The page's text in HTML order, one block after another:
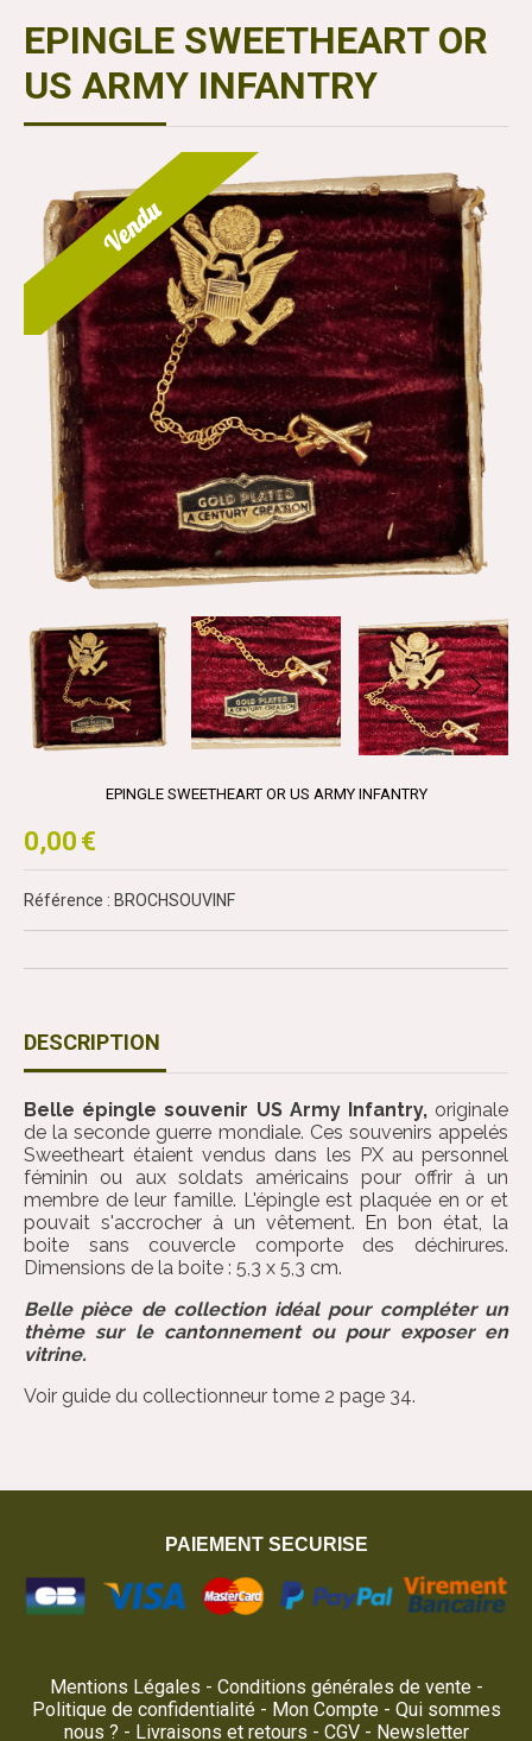
EPINGLE SWEETHEART OR
US ARMY INFANTRY
Vendu
EPINGLE SWEETHEART OR US ARMY INFANTRY
0,00 €
Référence : BROCHSOUVINF
DESCRIPTION
Belle épingle souvenir US Army Infantry, originale
de la seconde guerre mondiale. Ces souvenirs appelés
Sweetheart étaient vendus dans les PX au personnel
féminin ou aux soldats américains pour offrir à un
membre de leur famille. L'épingle est plaquée en or et
pouvait s'accrocher à un vêtement. En bon état, la
boite sans couvercle comporte des déchirures.
Dimensions de la boite : 5,3 x 5,3 cm.
Belle pièce de collection idéal pour compléter un
thème sur le cantonnement ou pour exposer en
vitrine.
Voir guide du collectionneur tome 2 page 34.
PAIEMENT SECURISE
Mentions Légales
Conditions générales de vente
Politique de confidentialité
Mon Compte
Qui sommes
nous ?
Livraisons et retours CGV Newsletter